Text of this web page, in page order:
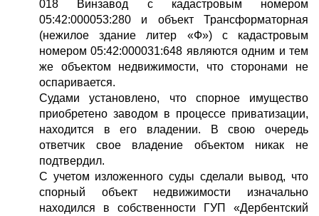
018 Винзавод с кадастровым номером
05:42:000053:280 и объект Трансформаторная
(нежилое здание литер «Ф») с кадастровым
номером 05:42:000031:648 являются одним и тем
же объектом недвижимости, что сторонами не
оспаривается.
Судами установлено, что спорное имущество
приобретено заводом в процессе приватизации,
находится в его владении. В свою очередь
ответчик свое владение объектом никак не
подтвердил.
С учетом изложенного суды сделали вывод, что
спорный объект недвижимости изначально
находился в собственности ГУП «Дербентский